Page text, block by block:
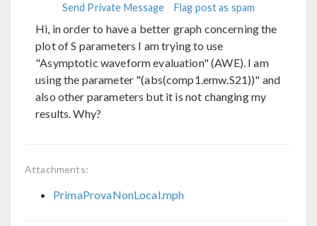
Send Private Message Flag post as spam
Hi, in order to have a better graph concerning the
plot of S parameters I am trying to use
"Asymptotic waveform evaluation" (AWE). I am
using the parameter "(abs(comp1.emw.S21))" and
also other parameters but it is not changing my
results. Why?
Attachments:
PrimaProvaNonLocal.mph